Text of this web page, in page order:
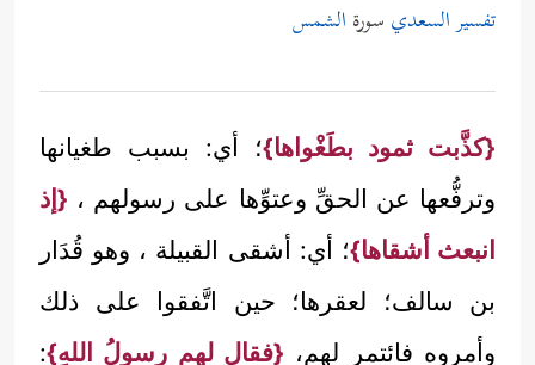
تفسير السعدي سورة الشمس
{كذَّبت ثمود بطَغْواها}؛ أي: بسبب طغيانها
وترفُّعها عن الحقِّ وعتوِّها على رسولهم ، {إذ
انبعث أشقاها}؛ أي: أشقى القبيلة ، وهو قُدَار
بن سالف؛ لعقرها؛ حين اتَّفقوا على ذلك
وأمروه فائتمر لهم، {فقال لهم رسولُ اللهِ}: